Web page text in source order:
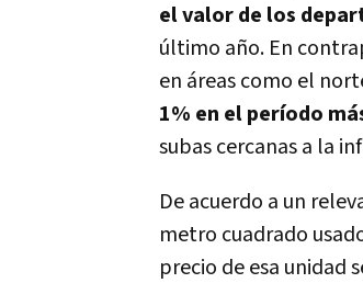
el valor de los
último año. En
en áreas como el
1% en el período
subas cercanas a la
De acuerdo a un
metro cuadrado
precio de esa unidad